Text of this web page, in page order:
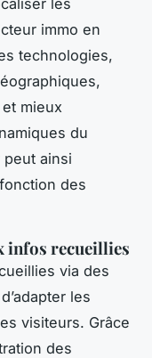
immo en
technologies,
mieux
du
peut ainsi
des
infos recueillies
via des
les
visiteurs. Grâce
des